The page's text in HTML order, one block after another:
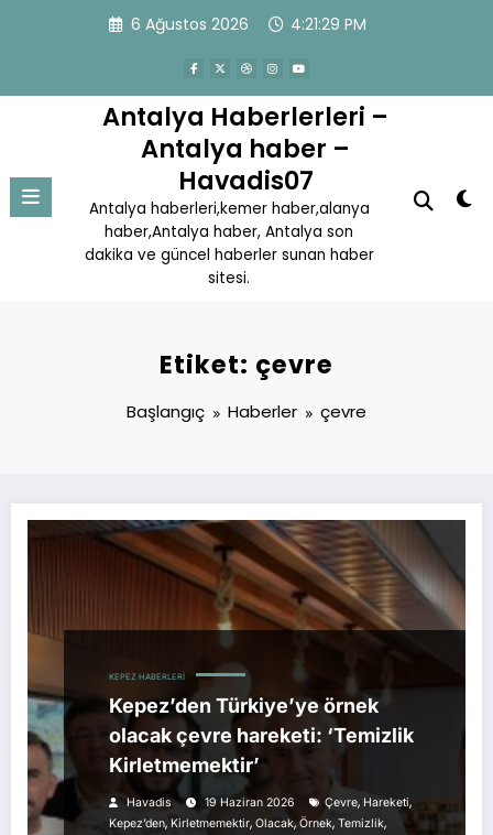
6 Ağustos 2026 4:21:30 PM
Antalya Haberlerleri –
Antalya haber –
Havadis07
Antalya haberleri,kemer haber,alanya
haber,Antalya haber, Antalya son
dakika ve güncel haberler sunan haber
sitesi.
Etiket: çevre
Başlangıç Haberler çevre
KEPEZ HABERLERI
Kepez’den Türkiye’ye örnek
olacak çevre hareketi: ‘Temizlik
Kirletmemektir’
Havadis 19 Haziran 2026 Çevre, Hareketi,
Kepez’den, Kirletmemektir, Olacak,Örnek, Temizlik,